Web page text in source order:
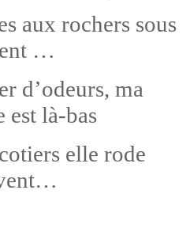
aux rochers sous
…
d’odeurs, ma
est là-bas
elle rode